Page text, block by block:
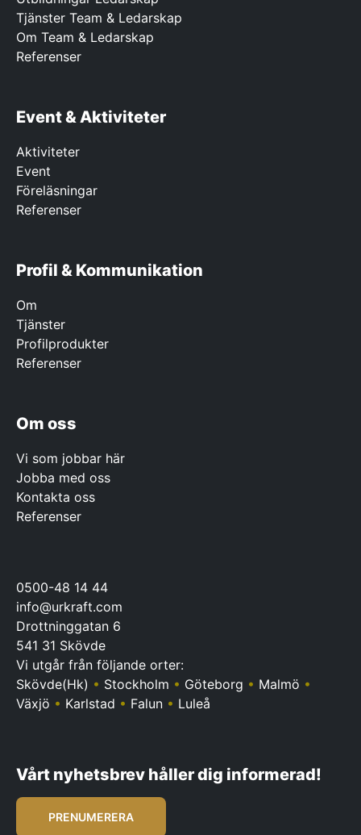
Tjänster Team & Ledarskap
Om Team & Ledarskap
Referenser
Event & Aktiviteter
Aktiviteter
Event
Föreläsningar
Referenser
Profil & Kommunikation
Om
Tjänster
Profilprodukter
Referenser
Om oss
Vi som jobbar här
Jobba med oss
Kontakta oss
Referenser
0500-48 14 44
info@urkraft.com
Drottninggatan 6
541 31 Skövde
Vi utgår från följande orter:
Skövde(Hk) • Stockholm • Göteborg • Malmö •
Växjö • Karlstad • Falun • Luleå
Vårt nyhetsbrev håller dig informerad!
PRENUMERERA